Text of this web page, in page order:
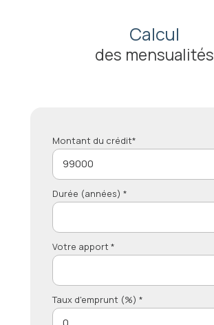
Calcul
des mensualités
Montant du crédit*
Durée (années) *
Votre apport *
Taux d'emprunt (%) *